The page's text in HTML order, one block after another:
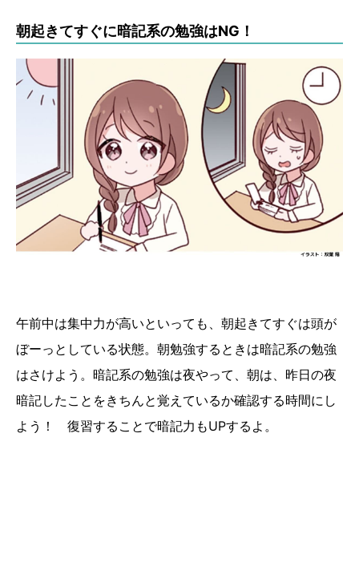
朝起きてすぐに暗記系の勉強はNG！
午前中は集中力が高いといっても、朝起きてすぐは頭が
ぼーっとしている状態。朝勉強するときは暗記系の勉強
はさけよう。暗記系の勉強は夜やって、朝は、昨日の夜
暗記したことをきちんと覚えているか確認する時間にし
よう！ 復習することで暗記力もUPするよ。